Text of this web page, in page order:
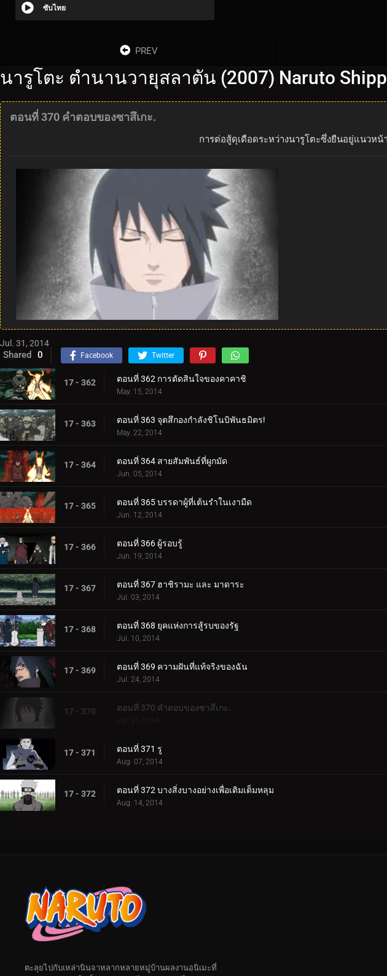
ซับไทย
PREV
นารูโตะ ตำนานวายุสลาตัน (2007) Naruto
ตอนที่ 370 คำตอบของซาสึเกะ.
การต่อสู้ดุเดือดระหว่างนารูโตะซึ่งยืนอยู่แนวห
Jul. 31, 2014
Shared 0 Facebook Twitter
17 - 362 ตอนที่ 362 การตัดสินใจของคาคาชิ
May. 15, 2014
17 - 363 ตอนที่ 363 จุตสึกองกำลังชิโนบิพันธมิตร!
May. 22, 2014
17 - 364 ตอนที่ 364 สายสัมพันธ์ที่ผูกมัด
Jun. 05, 2014
17 - 365 ตอนที่ 365 บรรดาผู้ที่เต้นรำในเงามืด
Jun. 12, 2014
17 - 366 ตอนที่ 366 ผู้รอบรู้
Jun. 19, 2014
17 - 367 ตอนที่ 367 ฮาชิรามะ และ มาดาระ
Jul. 03, 2014
17 - 368 ตอนที่ 368 ยุคแห่งการสู้รบของรัฐ
Jul. 10, 2014
17 - 369 ตอนที่ 369 ความฝันที่แท้จริงของฉัน
Jul. 24, 2014
17 - 370 ตอนที่ 370 คำตอบของซาสึเกะ.
Jul. 31, 2014
17 - 371 ตอนที่ 371 รู
Aug. 07, 2014
17 - 372 ตอนที่ 372 บางสิ่งบางอย่างเพื่อเติมเต็มหลุม
Aug. 14, 2014
ตะลุยไปกับเหล่านินจาหลากหลายหมู่บ้านผลงานอนิเมะที่